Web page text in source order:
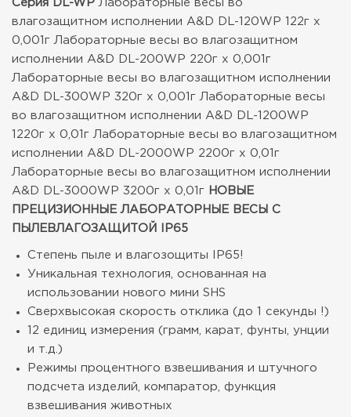
Серия DL-WP Лабораторные весы во
влагозащитном исполнении A&D DL-120WP 122г х
0,001г Лабораторные весы во влагозащитном
исполнении A&D DL-200WP 220г х 0,001г
Лабораторные весы во влагозащитном исполнении
A&D DL-300WP 320г х 0,001г Лабораторные весы
во влагозащитном исполнении A&D DL-1200WP
1220г х 0,01г Лабораторные весы во влагозащитном
исполнении A&D DL-2000WP 2200г х 0,01г
Лабораторные весы во влагозащитном исполнении
A&D DL-3000WP 3200г х 0,01г
НОВЫЕ
ПРЕЦИЗИОННЫЕ ЛАБОРАТОРНЫЕ ВЕСЫ С
ПЫЛЕВЛАГОЗАЩИТОЙ IP65
Степень пыле и влагозощиты IP65!
Уникальная технология, основанная на
использовании нового мини SHS
Сверхвысокая скорость отклика (до 1 секунды !)
12 единиц измерения (грамм, карат, фунты, унции
и т.д.)
Режимы процентного взвешивания и штучного
подсчета изделий, компаратор, функция
взвешивания животных